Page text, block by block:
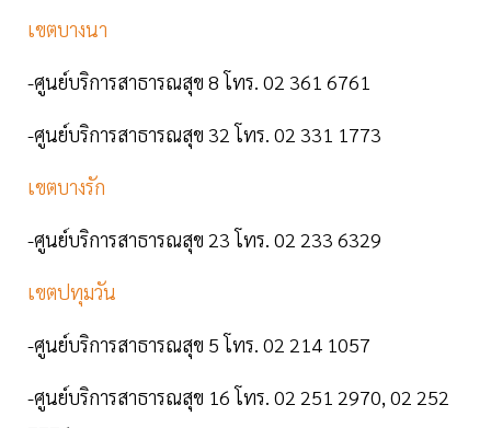
เขตบางนา
-ศูนย์บริการสาธารณสุข 8 โทร. 02 361 6761
-ศูนย์บริการสาธารณสุข 32 โทร. 02 331 1773
เขตบางรัก
-ศูนย์บริการสาธารณสุข 23 โทร. 02 233 6329
เขตปทุมวัน
-ศูนย์บริการสาธารณสุข 5 โทร. 02 214 1057
-ศูนย์บริการสาธารณสุข 16 โทร. 02 251 2970, 02 252